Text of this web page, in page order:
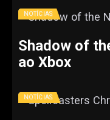
NOTÍCIAS
Shadow of
ao Xbox
NOTÍCIAS